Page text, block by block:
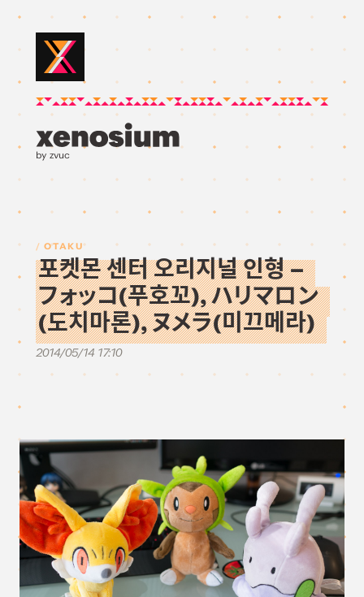
by zvuc
OTAKU
포켓몬 센터 오리지널 인형 –
フォッコ(푸호꼬), ハリマロン
(도치마론), ヌメラ(미끄메라)
2014/05/14 17:10